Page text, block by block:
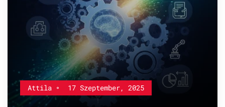
Attila 17 Szeptember, 2025